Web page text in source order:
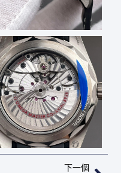
下一個下